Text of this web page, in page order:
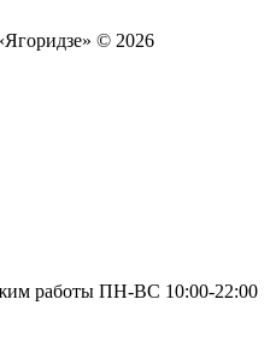
© 2026
работы ПН-ВС 10:00-22:00